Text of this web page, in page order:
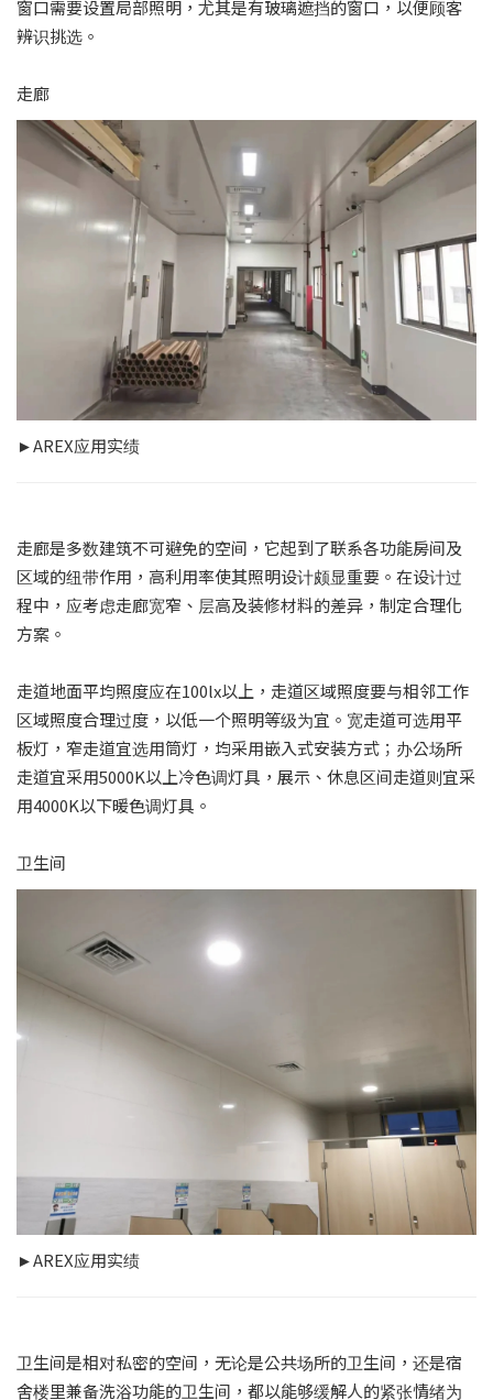
窗口需要设置局部照明，尤其是有玻璃遮挡的窗口，以便顾客
辨识挑选。
走廊
►AREX应用实绩
走廊是多数建筑不可避免的空间，它起到了联系各功能房间及
区域的纽带作用，高利用率使其照明设计颇显重要。在设计过
程中，应考虑走廊宽窄、层高及装修材料的差异，制定合理化
方案。
走道地面平均照度应在100lx以上，走道区域照度要与相邻工作
区域照度合理过度，以低一个照明等级为宜。宽走道可选用平
板灯，窄走道宜选用筒灯，均采用嵌入式安装方式；办公场所
走道宜采用5000K以上冷色调灯具，展示、休息区间走道则宜采
用4000K以下暖色调灯具。
卫生间
►AREX应用实绩
卫生间是相对私密的空间，无论是公共场所的卫生间，还是宿
舍楼里兼备洗浴功能的卫生间，都以能够缓解人的紧张情绪为